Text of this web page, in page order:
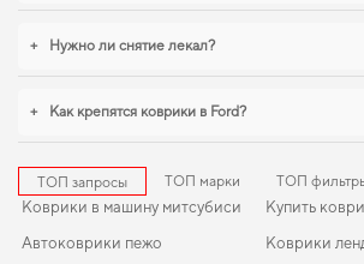
+ Нужно ли снятие лекал?
+ Как крепятся коврики в Ford?
ТОП запросы ТОП марки ТОП
Коврики в машину митсубиси
Автоковрики пежо
Купить
Коврики